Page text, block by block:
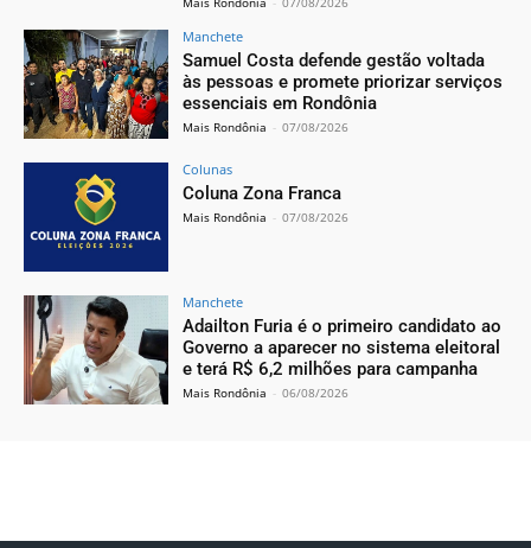
Manchete
Samuel Costa defende gestão voltada
às pessoas e promete priorizar serviços
essenciais em Rondônia
Mais Rondônia - 07/08/2026
Colunas
Coluna Zona Franca
Mais Rondônia - 07/08/2026
Manchete
Adailton Furia é o primeiro candidato ao
Governo a aparecer no sistema eleitoral
e terá R$ 6,2 milhões para campanha
Mais Rondônia - 06/08/2026